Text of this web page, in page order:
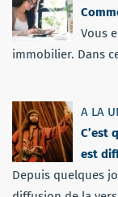
Vous
immobilier. Dans
A LA
C’est
est
Depuis quelques